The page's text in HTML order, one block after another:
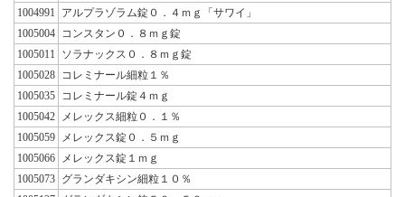
1004991
アルプラゾラム錠０．４ｍｇ「サワイ」
1005004
コンスタン０．８ｍｇ錠
1005011
ソラナックス０．８ｍｇ錠
1005028
コレミナール細粒１％
1005035
コレミナール錠４ｍｇ
1005042
メレックス細粒０．１％
1005059
メレックス錠０．５ｍｇ
1005066
メレックス錠１ｍｇ
1005073 グランダキシン細粒１０％